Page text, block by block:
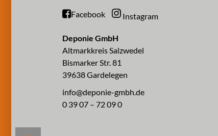
Facebook Instagram
Deponie GmbH
Altmarkkreis Salzwedel
Bismarker Str. 81
39638 Gardelegen
info@deponie-gmbh.de
0 39 07 – 72 09 0